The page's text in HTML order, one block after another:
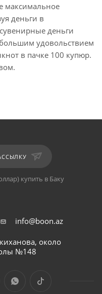
максимальное
деньги в
деньги
удовольствием
в пачке 100 купюр.
купить в Баку
info@boon.az
около
№148